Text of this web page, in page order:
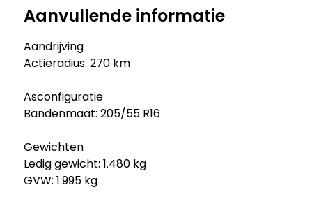
Aanvullende informatie
Aandrijving
Actieradius: 270 km
Asconfiguratie
Bandenmaat: 205/55 R16
Gewichten
Ledig gewicht: 1.480 kg
GVW: 1.995 kg